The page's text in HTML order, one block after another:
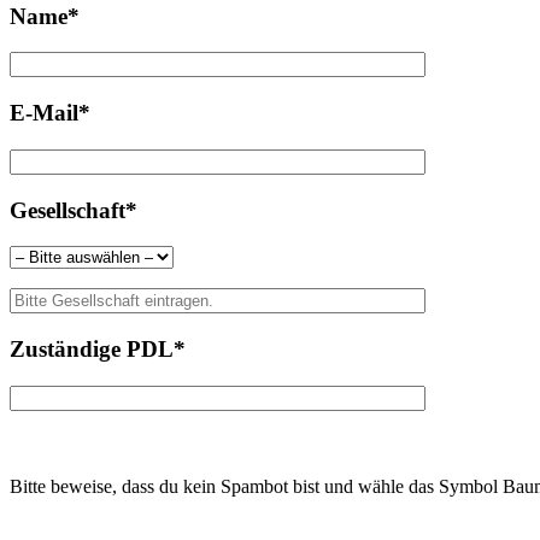
Name*
E-Mail*
Gesellschaft*
Zuständige PDL*
Bitte beweise, dass du kein Spambot bist und wähle das Symbol